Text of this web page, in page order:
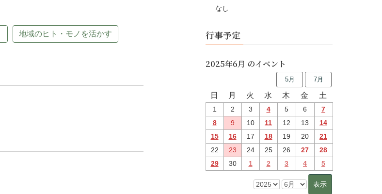
地域のヒト・モノを活かす
なし
行事予定
2025年6月 のイベント
5月 7月
日 月 火 水 木 金 土
1 2 3 4 5 6
7
8
9 10 11 12 13
14
15
16 17 18 19 20
21
22
23 24 25 26 27
28
29
30 1 2 3 4 5